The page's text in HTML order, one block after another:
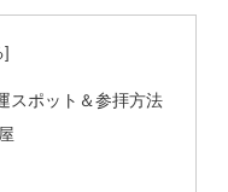
スポット＆参拝方法